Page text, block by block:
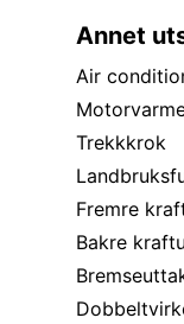
Annet
Air
Trekkkrok
Fremre
Bakre